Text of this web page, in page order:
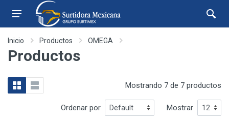
Inicio Productos OMEGA
Productos
Mostrando 7 de 7 productos
Ordenar por Mostrar